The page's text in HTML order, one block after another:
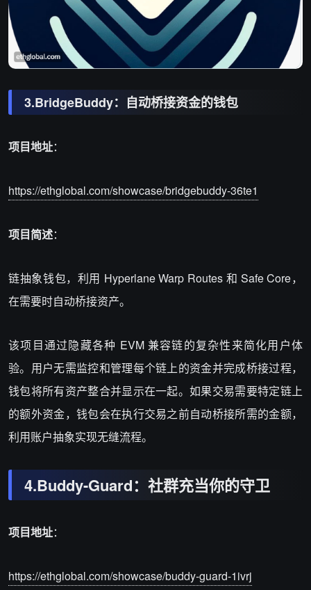
3.BridgeBuddy：自动桥接资金的钱包
项目地址：
https://ethglobal.com/showcase/bridgebuddy-36te1
项目简述：
链抽象钱包，利用 Hyperlane Warp Routes 和 Safe Core，
在需要时自动桥接资产。
该项目通过隐藏各种 EVM 兼容链的复杂性来简化用户体
验。用户无需监控和管理每个链上的资金并完成桥接过程，
钱包将所有资产整合并显示在一起。如果交易需要特定链上
的额外资金，钱包会在执行交易之前自动桥接所需的金额，
利用账户抽象实现无缝流程。
4.Buddy-Guard：社群充当你的守卫
项目地址：
https://ethglobal.com/showcase/buddy-guard-1ivrj